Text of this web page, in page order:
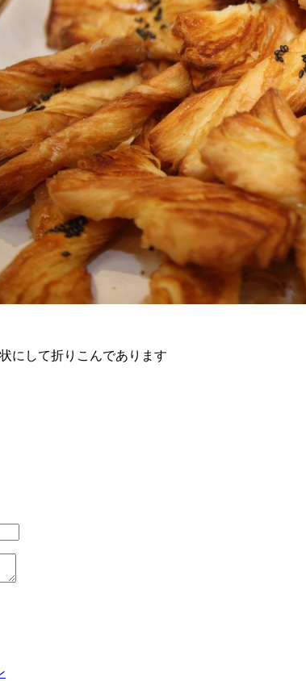
にして折りこんであります